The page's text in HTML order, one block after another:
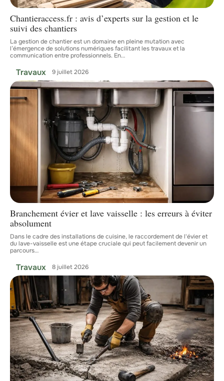
Chantieraccess.fr : avis d’experts sur la gestion et le
suivi des chantiers
La gestion de chantier est un domaine en pleine mutation avec
l’émergence de solutions numériques facilitant les travaux et la
communication entre professionnels. En…
Travaux 9 juillet 2026
Branchement évier et lave vaisselle : les erreurs à éviter
absolument
Dans le cadre des installations de cuisine, le raccordement de l'évier et
du lave-vaisselle est une étape cruciale qui peut facilement devenir un
parcours…
Travaux 8 juillet 2026